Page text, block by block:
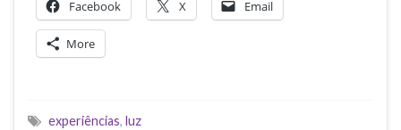
Facebook X Email
More
experiências, luz